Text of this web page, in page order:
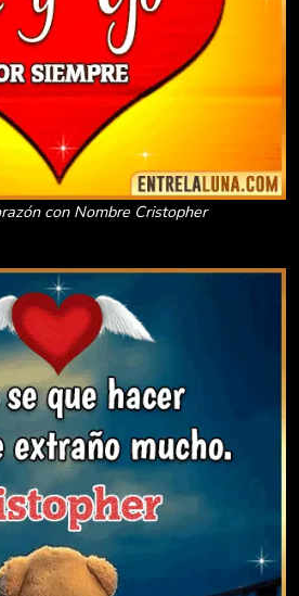
con Nombre Cristopher